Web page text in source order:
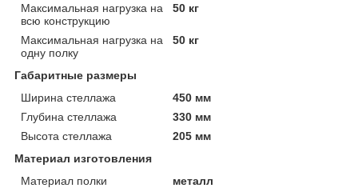
Максимальная нагрузка на
всю конструкцию
50 кг
Максимальная нагрузка на
одну полку
50 кг
Габаритные размеры
Ширина стеллажа
450 мм
Глубина стеллажа
330 мм
Высота стеллажа
205 мм
Материал изготовления
Материал полки
металл